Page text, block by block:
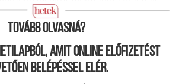
sokkal veszélyesebb.
Tovább olvasná?
amit online előfizetést
belépéssel elér.